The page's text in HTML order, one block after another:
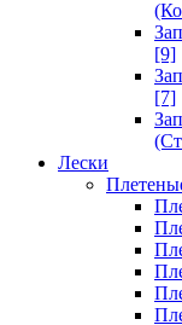
[9]
[7]
Лески